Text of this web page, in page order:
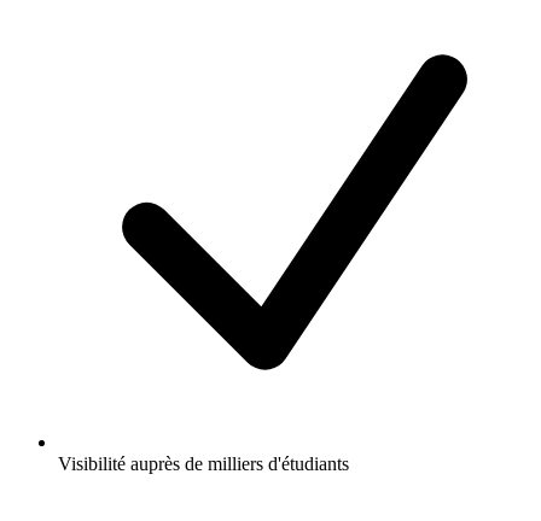
Visibilité auprès de milliers d'étudiants